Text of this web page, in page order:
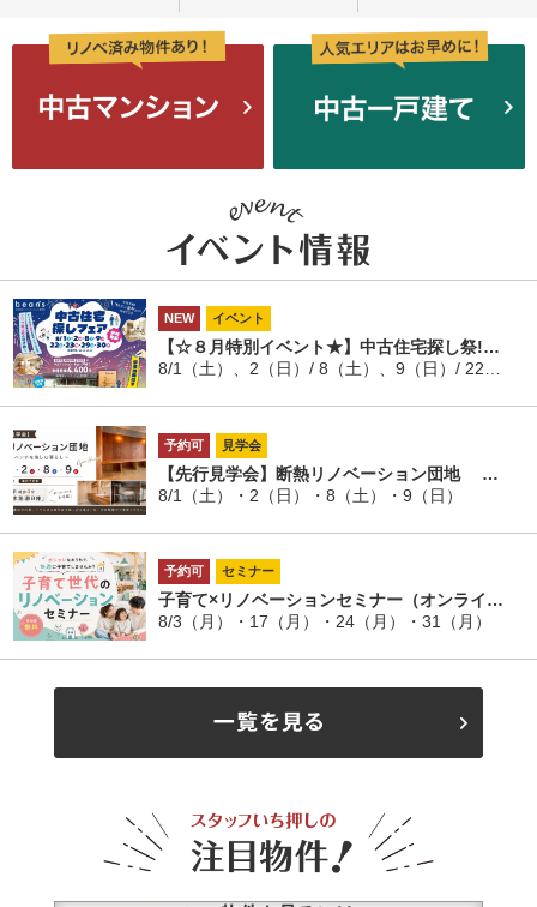
NEW イベント
【☆８月特別イベント★】中古住宅探し祭!…
8/1（土）、2（日）/ 8（土）、9（日）/ 22（土）、23（日）/ 29（土）、30（日）
予約可 見学会
【先行見学会】断熱リノベーション団地 …
8/1（土）・2（日）・8（土）・9（日）
予約可 セミナー
子育て×リノベーションセミナー（オンライ…
8/3（月）・17（月）・24（月）・31（月）